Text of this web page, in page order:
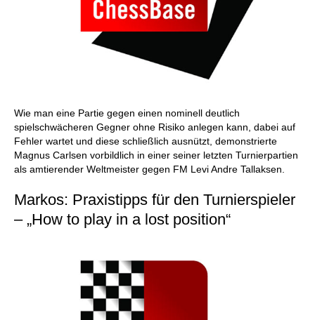
Wie man eine Partie gegen einen nominell deutlich
spielschwächeren Gegner ohne Risiko anlegen kann, dabei auf
Fehler wartet und diese schließlich ausnützt, demonstrierte
Magnus Carlsen vorbildlich in einer seiner letzten Turnierpartien
als amtierender Weltmeister gegen FM Levi Andre Tallaksen.
Markos: Praxistipps für den Turnierspieler
– „How to play in a lost position“